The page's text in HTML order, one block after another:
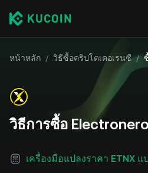
หน้าหลัก / วิธีซื้อคริปโตเคอเรนซี /
วิธีการซื้อ
เครื่องมือแปลงราคา ETNX แ